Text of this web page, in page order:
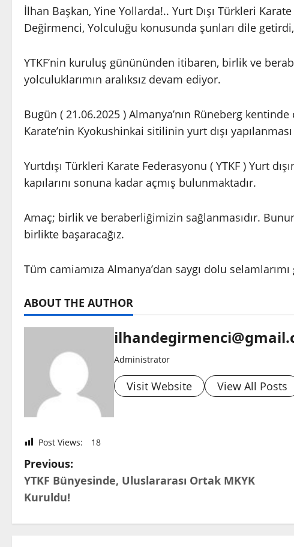
İlhan Başkan, Yine Yollarda!.. Yurt Dışı Türkleri
Değirmenci, Yolculuğu konusunda şunları dile
YTKF’nin kuruluş günününden itibaren, birlik ve
yolculuklarımın aralıksız devam ediyor.
Bugün ( 21.06.2025 ) Almanya’nın Rüneberg
Karate’nin Kyokushinkai sitilinin yurt dışı
Yurtdışı Türkleri Karate Federasyonu ( YTKF ) Yurt
kapılarını sonuna kadar açmış bulunmaktadır.
Amaç; birlik ve beraberliğimizin sağlanmasıdır.
birlikte başaracağız.
Tüm camiamıza Almanya’dan saygı dolu
ABOUT THE AUTHOR
Administrator
Visit Website View All Posts
Post Views: 18
P
o
s
Previous:
YTKF Bünyesinde, Uluslararası Ortak MKYK
Kuruldu!